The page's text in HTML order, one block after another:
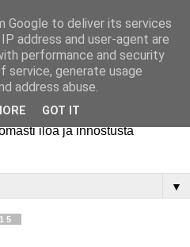
iloa ja innostusta
▼
Google to deliver its services
address and user-agent are
performance and security
service, generate usage
address abuse.
GOT IT